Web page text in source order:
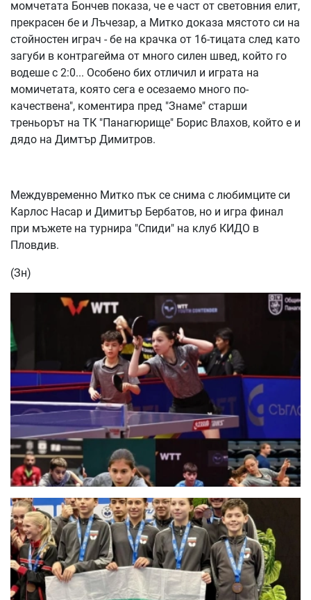
момчетата Бончев показа, че е част от световния елит,
прекрасен бе и Лъчезар, а Митко доказа мястото си на
стойностен играч - бе на крачка от 16-тицата след като
загуби в контрагейма от много силен швед, който го
водеше с 2:0... Особено бих отличил и играта на
момичетата, която сега е осезаемо много по-
качествена", коментира пред "Знаме" старши
треньорът на ТК "Панагюрище" Борис Влахов, който е и
дядо на Димтър Димитров.
Междувременно Митко пък се снима с любимците си
Карлос Насар и Димитър Бербатов, но и игра финал
при мъжете на турнира "Спиди" на клуб КИДО в
Пловдив.
(Зн)